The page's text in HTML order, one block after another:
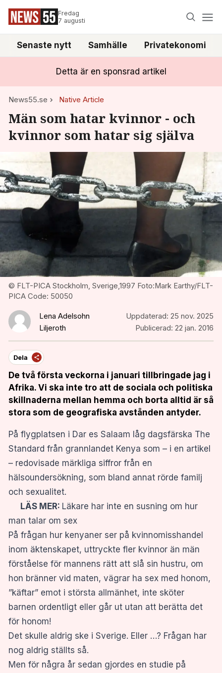
Fredag
7 augusti
Senaste nytt Samhälle Privatekonomi
Detta är en sponsrad artikel
News55.se Native Article
Män som hatar kvinnor - och
kvinnor som hatar sig själva
© FLT-PICA Stockholm, Sverige,1997 Foto:Mark Earthy/FLT-
PICA Code: 50050
Lena Adelsohn
Liljeroth
Uppdaterad: 25 nov. 2025
Publicerad: 22 jan. 2016
Dela
De två första veckorna i januari tillbringade jag i
Afrika. Vi ska inte tro att de sociala och politiska
skillnaderna mellan hemma och borta alltid är så
stora som de geografiska avstånden antyder.
På flygplatsen i Dar es Salaam låg dagsfärska The
Standard från grannlandet Kenya som – i en artikel
– redovisade märkliga siffror från en
hälsoundersökning, som bland annat rörde familj
och sexualitet.
LÄS MER: Läkare har inte en susning om hur
man talar om sex
På frågan hur kenyaner ser på kvinnomisshandel
inom äktenskapet, uttryckte fler kvinnor än män
förståelse för mannens rätt att slå sin hustru, om
hon bränner vid maten, vägrar ha sex med honom,
”käftar” emot i största allmänhet, inte sköter
barnen ordentligt eller går ut utan att berätta det
för honom!
Det skulle aldrig ske i Sverige. Eller …? Frågan har
nog aldrig ställts så.
Men för några år sedan gjordes en studie på